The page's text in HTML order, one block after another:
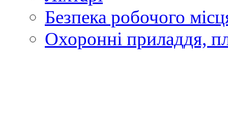
Безпека робочого
Охоронні приладдя,